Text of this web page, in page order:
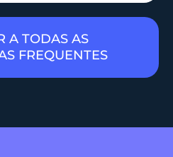
A TODAS AS
FREQUENTES